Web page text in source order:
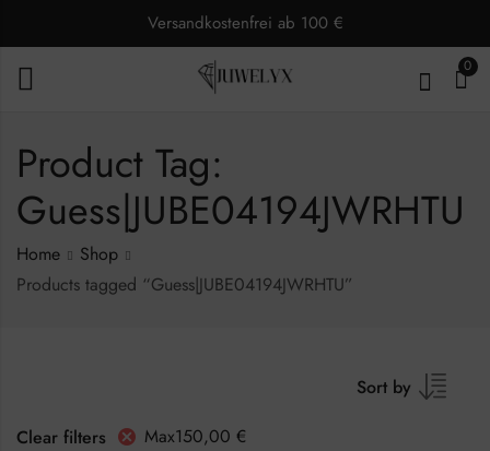
Versandkostenfrei ab 100 €
0
Product Tag:
Guess|JUBE04194JWRHTU
Home
Shop
Products tagged “Guess|JUBE04194JWRHTU”
Sort by
Clear filters
Max150,00 €